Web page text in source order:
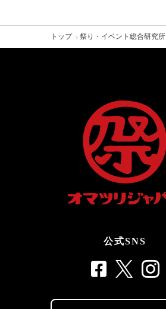
トップ 祭り・イベント総合研究所
公式SNS